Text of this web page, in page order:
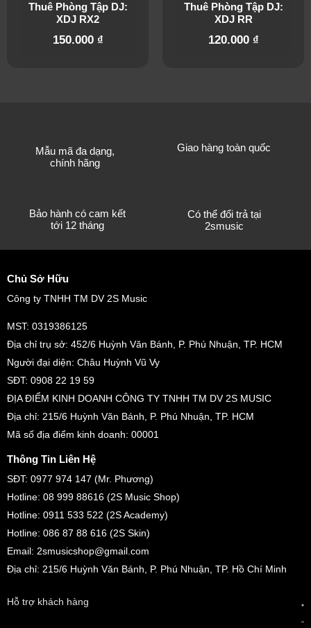
Thuê Phòng Tập DJ:
XDJ RX2
150.000 ₫
Thuê Phòng Tập DJ:
XDJ RR
120.000 ₫
Mẫu mã đa dạng,
chính hãng
Giao hàng toàn quốc
Bảo hành có cam kết
tới 12 tháng
Có thể đổi trả tại
2smusic
Chủ Sở Hữu
Công ty TNHH TM DV 2S Music
MST: 0319386125
Địa chỉ trụ sở: 452/6 Huỳnh Văn Bánh, P. Phú Nhuận, TP. HCM
Người đại diện: Châu Huỳnh Vũ Vy
SĐT: 0908 22 19 59
ĐỊA ĐIỂM KINH DOANH CÔNG TY TNHH TM DV 2S MUSIC
Địa chỉ: 215/6 Huỳnh Văn Bánh, P. Phú Nhuận, TP. HCM
Mã số địa điểm kinh doanh: 00001
Thông Tin Liên Hệ
SĐT: 0977 974 147 (Mr. Phương)
Hotline: 08 999 88616 (2S Music Shop)
Hotline: 0911 533 522 (2S Academy)
Hotline: 086 87 88 616 (2S Skin)
Email: 2smusicshop@gmail.com
Địa chỉ: 215/6 Huỳnh Văn Bánh, P. Phú Nhuận, TP. Hồ Chí Minh
Hỗ trợ khách hàng